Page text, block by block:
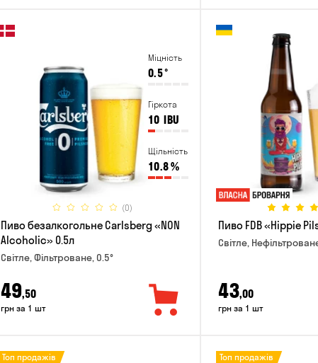
Міцність
0.5°
Гіркота
10 IBU
Щільність
10.8%
(0)
Пиво безалкогольне Carlsberg «NON
Alcoholic» 0.5л
Світле, Фільтроване, 0.5°
49,50
грн за 1 шт
Пиво FDB «Hippie
Світле,
43,00
грн за 1 шт
Топ продажів Топ продажів